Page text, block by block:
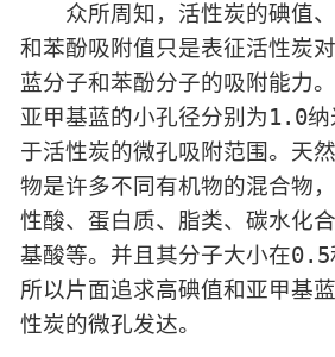
众所周知，活性炭的碘值、
和苯酚吸附值只是表征活性炭
蓝分子和苯酚分子的吸附能力
亚甲基蓝的小孔径分别为1.0
于活性炭的微孔吸附范围。天
物是许多不同有机物的混合物
性酸、蛋白质、脂类、碳水化
基酸等。并且其分子大小在0.5
所以片面追求高碘值和亚甲基
性炭的微孔发达。